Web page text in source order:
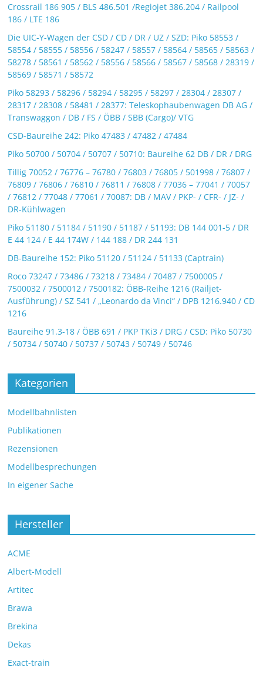
Crossrail 186 905 / BLS 486.501 /Regiojet 386.204 / Railpool
186 / LTE 186
Die UIC-Y-Wagen der CSD / CD / DR / UZ / SZD: Piko 58553 /
58554 / 58555 / 58556 / 58247 / 58557 / 58564 / 58565 / 58563 /
58278 / 58561 / 58562 / 58556 / 58566 / 58567 / 58568 / 28319 /
58569 / 58571 / 58572
Piko 58293 / 58296 / 58294 / 58295 / 58297 / 28304 / 28307 /
28317 / 28308 / 58481 / 28377: Teleskophaubenwagen DB AG /
Transwaggon / DB / FS / ÖBB / SBB (Cargo)/ VTG
CSD-Baureihe 242: Piko 47483 / 47482 / 47484
Piko 50700 / 50704 / 50707 / 50710: Baureihe 62 DB / DR / DRG
Tillig 70052 / 76776 – 76780 / 76803 / 76805 / 501998 / 76807 /
76809 / 76806 / 76810 / 76811 / 76808 / 77036 – 77041 / 70057
/ 76812 / 77048 / 77061 / 70087: DB / MAV / PKP- / CFR- / JZ- /
DR-Kühlwagen
Piko 51180 / 51184 / 51190 / 51187 / 51193: DB 144 001-5 / DR
E 44 124 / E 44 174W / 144 188 / DR 244 131
DB-Baureihe 152: Piko 51120 / 51124 / 51133 (Captrain)
Roco 73247 / 73486 / 73218 / 73484 / 70487 / 7500005 /
7500032 / 7500012 / 7500182: ÖBB-Reihe 1216 (Railjet-
Ausführung) / SZ 541 / „Leonardo da Vinci“ / DPB 1216.940 / CD
1216
Baureihe 91.3-18 / ÖBB 691 / PKP TKi3 / DRG / CSD: Piko 50730
/ 50734 / 50740 / 50737 / 50743 / 50749 / 50746
Kategorien
Modellbahnlisten
Publikationen
Rezensionen
Modellbesprechungen
In eigener Sache
Hersteller
ACME
Albert-Modell
Artitec
Brawa
Brekina
Dekas
Exact-train